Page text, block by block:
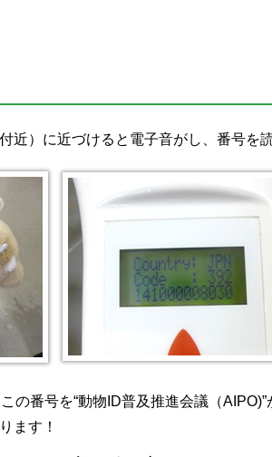
）に近づけると電子音がし、番号を
の番号を“動物ID普及推進会議（
ます！